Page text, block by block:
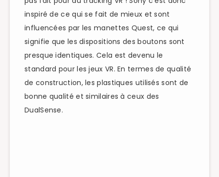
inspiré de ce qui se fait de mieux et sont
influencées par les manettes Quest, ce qui
signifie que les dispositions des boutons sont
presque identiques. Cela est devenu le
standard pour les jeux VR.En termes de qualité
de construction, les plastiques utilisés sont de
bonne qualité et similaires à ceux des
DualSense.